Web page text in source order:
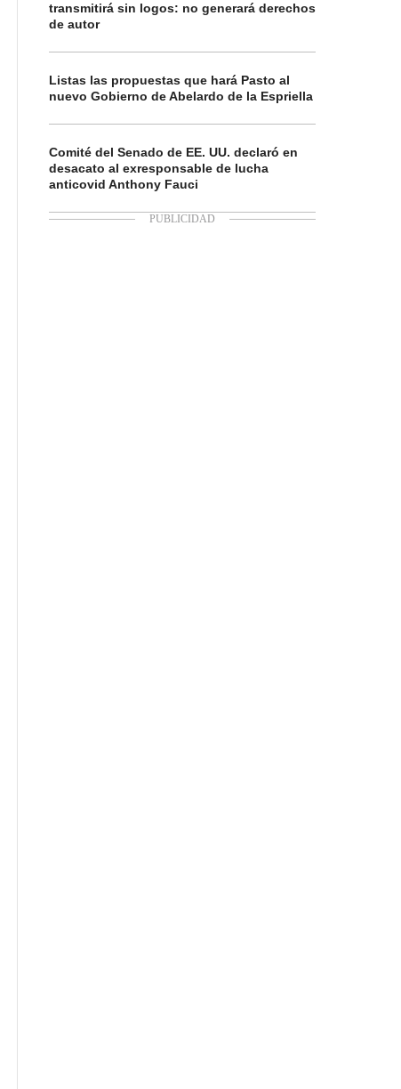
transmitirá sin logos: no generará derechos
de autor
Listas las propuestas que hará Pasto al
nuevo Gobierno de Abelardo de la Espriella
Comité del Senado de EE. UU. declaró en
desacato al exresponsable de lucha
anticovid Anthony Fauci